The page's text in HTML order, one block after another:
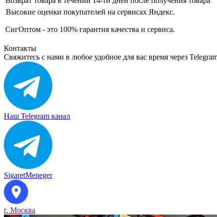
Высокие оценки покупателей на сервисах Яндекс.
СигОптом - это 100% гарантия качества и сервиса.
Контакты
Свяжитесь с нами в любое удобное для вас время через
Наш Telegram канал
SigaretMeneger
г. Москва